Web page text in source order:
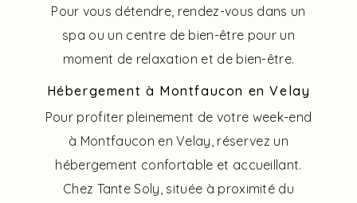
Pour vous détendre, rendez-vous dans un
spa ou un centre de bien-être pour un
moment de relaxation et de bien-être.
Hébergement à Montfaucon en Velay
Pour profiter pleinement de votre week-end
à Montfaucon en Velay, réservez un
hébergement confortable et accueillant.
Chez Tante Soly, située à proximité du